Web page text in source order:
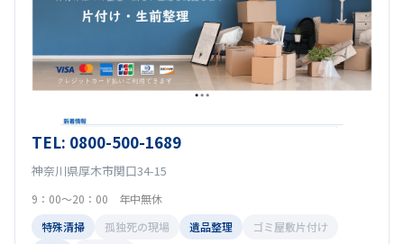
TEL: 0800-500-1689
神奈川県厚木市関口34-15
9：00～20：00 年中無休
特殊清掃
孤独死の現場 遺品整理
ゴミ屋敷片付け